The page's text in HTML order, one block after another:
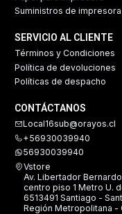
Suministros de impresora
SERVICIO AL CLIENTE
Términos y Condiciones
Política de devoluciones
Políticas de despacho
CONTÁCTANOS
Local16sub@orayos.cl
+56930039940
56930039940
Vstore
Av. Libertador
centro piso 1 Metro U.
6513491 Santiago -
Región Metropolitana -